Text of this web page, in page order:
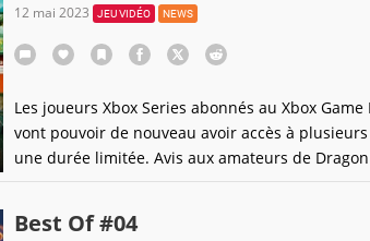
12 mai 2023 JEU VIDÉO NEWS
Les joueurs Xbox Series abonnés au Xbox
vont pouvoir de nouveau avoir accès à
une durée limitée. Avis aux amateurs de
vous allez être aux anges !
Best Of #04